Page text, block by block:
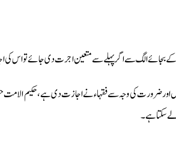
الگ سے اگر پہلے سے متعین اجرت دی جائے تو اس کی
سکتا ہے۔